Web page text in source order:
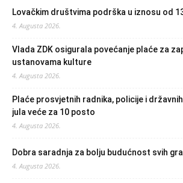
Lovačkim društvima podrška u iznosu od
4. Augusta 2026.
Vlada ZDK osigurala povećanje plaće za
ustanovama kulture
4. Augusta 2026.
Plaće prosvjetnih radnika, policije i
jula veće za 10 posto
4. Augusta 2026.
Dobra saradnja za bolju budućnost svih
4. Augusta 2026.